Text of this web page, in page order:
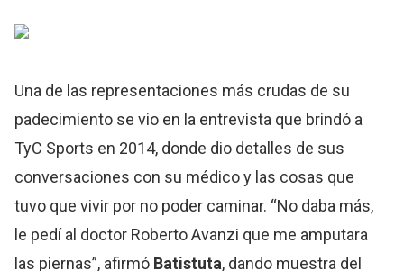
Una de las representaciones más crudas de su
padecimiento se vio en la entrevista que brindó a
TyC Sports en 2014, donde dio detalles de sus
conversaciones con su médico y las cosas que
tuvo que vivir por no poder caminar. “No daba más,
le pedí al doctor Roberto Avanzi que me amputara
las piernas”, afirmó Batistuta, dando muestra del